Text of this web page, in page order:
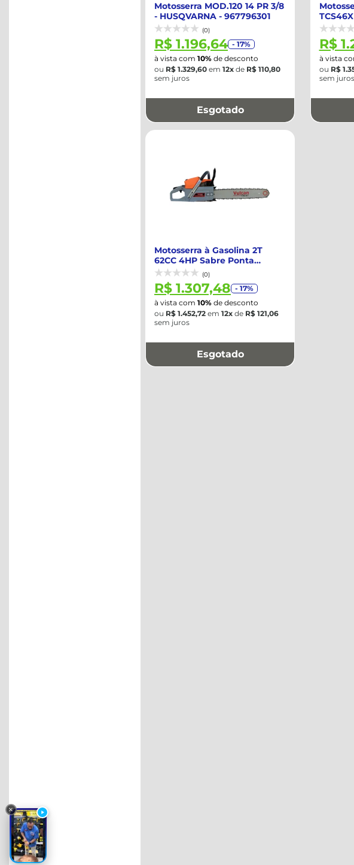
Motosserra MOD.120 14 PR 3/8
- HUSQVARNA - 967796301
(0)
R$ 1.196,64 - 17%
à vista com 10% de desconto
ou R$ 1.329,60 em 12x de R$ 110,80
sem juros
Esgotado
TCS46X
R$
à vista
ou R$
sem juros
Motosserra à Gasolina 2T
62CC 4HP Sabre Ponta
Rolante 20" Co...
(0)
R$ 1.307,48 - 17%
à vista com 10% de desconto
ou R$ 1.452,72 em 12x de R$ 121,06
sem juros
Esgotado